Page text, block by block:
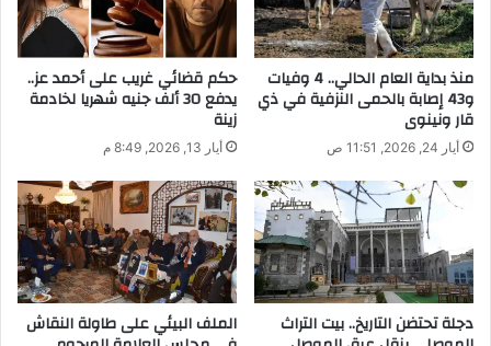
ك
ت
ر
و
ن
ي
منذ بداية العام الحالي.. 4 وفيات
و43 إصابة بالحمى النزفية في ذي
قار ونينوى
أيار 24, 2026, 11:51 ص
حكم قضائي غريب على أحمد عز..
يدفع 30 ألف جنيه شهريا لخادمة
زينة
أيار 13, 2026, 8:49 م
دجلة تحتضن التاريخ.. بيت التراث الملف البيئي على طاولة النقاش